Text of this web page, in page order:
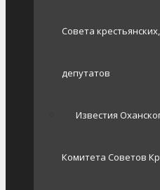
Совета
депутатов
Известия
Комитета Советов